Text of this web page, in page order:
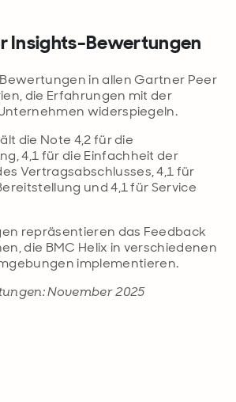
Insights-Bewertungen
in allen Gartner Peer
die Erfahrungen mit der
widerspiegeln.
die Note 4,2 für die
4,1 für die Einfachheit der
Vertragsabschlusses, 4,1 für
und 4,1 für Service
repräsentieren das Feedback
die BMC Helix in verschiedenen
implementieren.
November 2025